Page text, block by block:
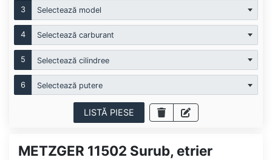
3 Selectează model
4 Selectează carburant
5 Selectează cilindree
6 Selectează putere
LISTĂ PIESE
METZGER 11502 Surub, etrier